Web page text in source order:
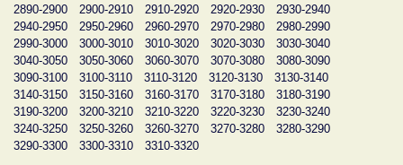
2890-2900
2900-2910 2910-2920 2920-2930
2930-2940
2940-2950
2950-2960 2960-2970 2970-2980
2980-2990
2990-3000
3000-3010 3010-3020 3020-3030
3030-3040
3040-3050
3050-3060 3060-3070 3070-3080
3080-3090
3090-3100
3100-3110 3110-3120 3120-3130
3130-3140
3140-3150
3150-3160 3160-3170 3170-3180
3180-3190
3190-3200
3200-3210 3210-3220 3220-3230
3230-3240
3240-3250
3250-3260 3260-3270 3270-3280
3280-3290
3290-3300
3300-3310 3310-3320